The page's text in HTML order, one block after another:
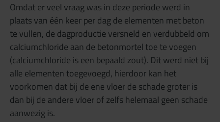
Omdat er veel vraag was in deze periode werd in
plaats van één keer per dag de elementen met beton
te vullen, de dagproductie versneld en verdubbeld om
calciumchloride aan de betonmortel toe te voegen
(calciumchloride is een bepaald zout). Dit werd niet bij
alle elementen toegevoegd, hierdoor kan het
voorkomen dat bij de ene vloer de schade groter is
dan bij de andere vloer of zelfs helemaal geen schade
aanwezig is.